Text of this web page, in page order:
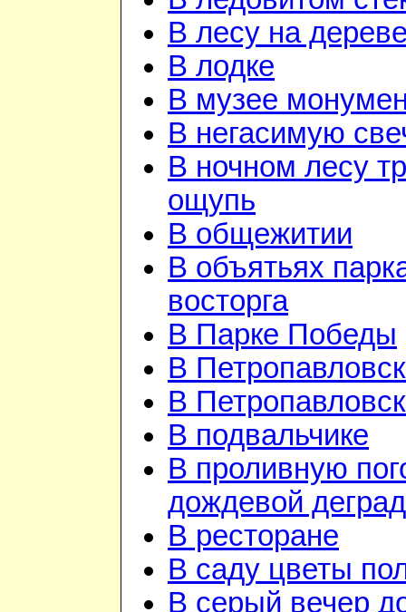
В лесу на
В лодке
В музее
В негасимую
В ночном лесу
ощупь
В общежитии
В объятьях
восторга
В Парке Победы
В
В
В подвальчике
В проливную
дождевой
В ресторане
В саду цветы
В серый вечер